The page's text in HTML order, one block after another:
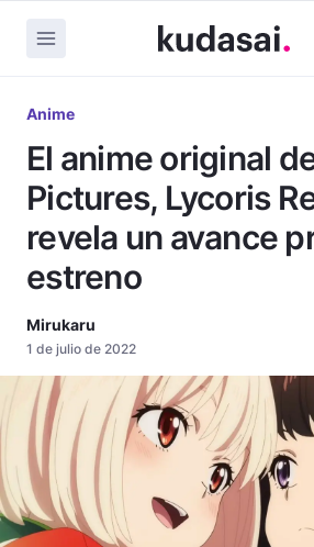
Anime
El anime original
Pictures, Lycoris
revela un avance
estreno
Mirukaru
1 de julio de 2022